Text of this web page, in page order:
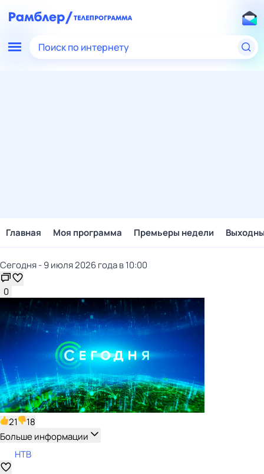
Поиск по интернету
Главная Моя программа Премьеры недели
Сегодня - 9 июля 2026 года в 10:00
0
21
18
Больше информации
НТВ